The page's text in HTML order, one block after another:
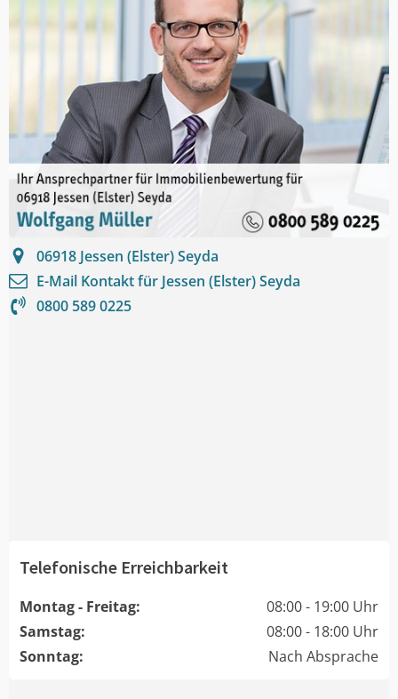
06918 Jessen (Elster) Seyda
E-Mail Kontakt für Jessen (Elster) Seyda
0800 589 0225
Telefonische Erreichbarkeit
Montag - Freitag:
08:00 - 19:00 Uhr
Samstag:
08:00 - 18:00 Uhr
Sonntag:
Nach Absprache